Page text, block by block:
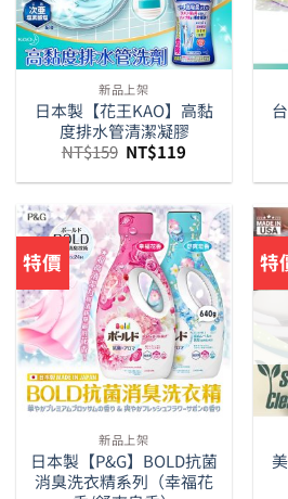
新品上架
日本製【花王KAO】高黏
度排水管清潔凝膠
NT$159 原
始
價
NT$159。
NT$119
價
NT$119。
特價
新品上架
日本製【P&G】BOLD抗菌
消臭洗衣精系列（幸福花
特